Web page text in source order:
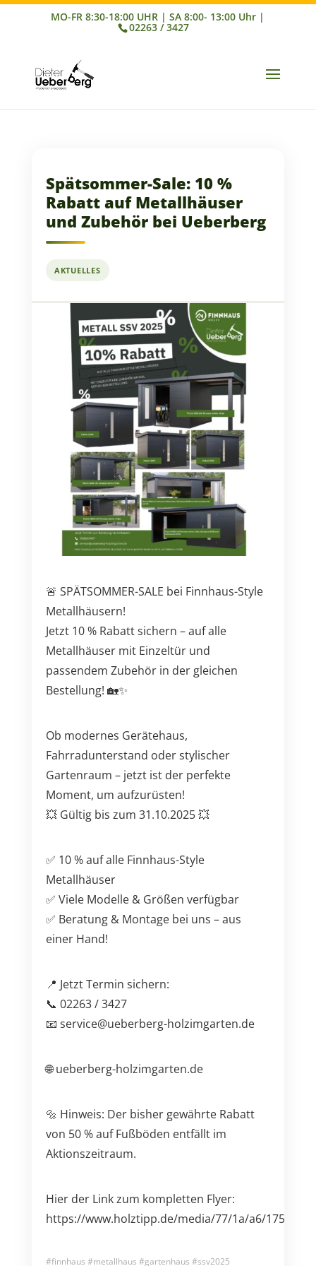
02263 / 3427
Spätsommer-Sale: 10 %
Rabatt auf Metallhäuser
und Zubehör bei Ueberberg
AKTUELLES
🚨 SPÄTSOMMER-SALE bei Finnhaus-Style
Metallhäusern!
Jetzt 10 % Rabatt sichern – auf alle
Metallhäuser mit Einzeltür und
passendem Zubehör in der gleichen
Bestellung! 🏡✨
Ob modernes Gerätehaus,
Fahrradunterstand oder stylischer
Gartenraum – jetzt ist der perfekte
Moment, um aufzurüsten!
💥 Gültig bis zum 31.10.2025 💥
✅ 10 % auf alle Finnhaus-Style
Metallhäuser
✅ Viele Modelle & Größen verfügbar
✅ Beratung & Montage bei uns – aus
einer Hand!
📍 Jetzt Termin sichern:
📞 02263 / 3427
📧 service@ueberberg-holzimgarten.de
🌐 ueberberg-holzimgarten.de
🔩 Hinweis: Der bisher gewährte Rabatt
von 50 % auf Fußböden entfällt im
Aktionszeitraum.
Hier der Link zum kompletten Flyer:
https://www.holztipp.de/media/77/1a/a6/
#finnhaus #metallhaus #gartenhaus #ssv2025